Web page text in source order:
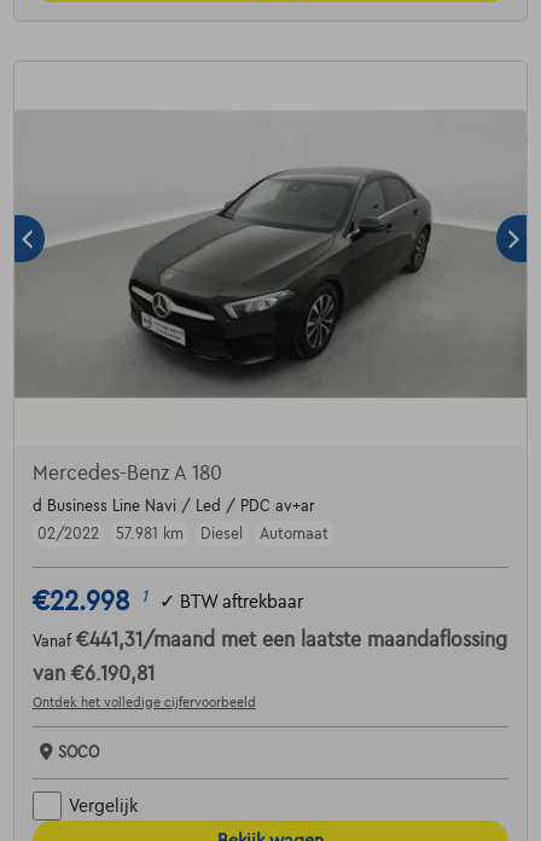
Mercedes-Benz A 180
d Business Line Navi / Led / PDC av+ar
02/2022
57.981 km Diesel Automaat
€22.998 1 ✓ BTW aftrekbaar
Vanaf €441,31 /maand met een laatste maandaflossing
van €6.190,81
Ontdek het volledige cijfervoorbeeld
SOCO
Vergelijk